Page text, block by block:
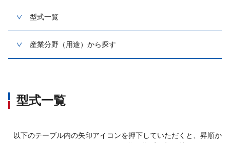
型式一覧
産業分野（用途）から探す
型式一覧
以下のテーブル内の矢印アイコンを押下していただくと、昇順か